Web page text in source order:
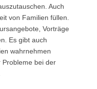
Auch
von Familien füllen.
Vorträge
Es gibt auch
wahrnehmen
bei der